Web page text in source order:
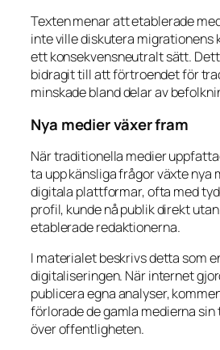
Texten menar att etablerade
inte ville diskutera migrationens
ett konsekvensneutralt sätt.
bidragit till att förtroendet för
minskade bland delar av
Nya medier växer fram
När traditionella medier
ta upp känsliga frågor växte nya
digitala plattformar, ofta med
profil, kunde nå publik direkt
etablerade redaktionerna.
I materialet beskrivs detta som
digitaliseringen. När internet
publicera egna analyser,
förlorade de gamla medierna
över offentligheten.